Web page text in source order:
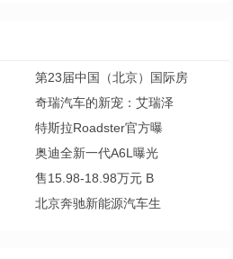
第23届中国（北京）国际房
奇瑞汽车的新宠：艾瑞泽
特斯拉Roadster官方曝
奥迪全新一代A6L曝光
售15.98-18.98万元 B
北京奔驰新能源汽车生